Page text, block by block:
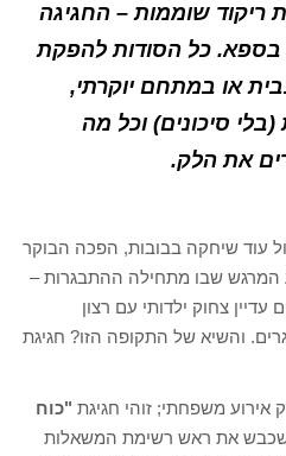
ריקוד שוממות – החגיגה
של גיל 12 היא בספא. כל הסודות להפקת
או במתחם יוקרתי,
סיכונים) וכל מה
את הלק.
עוד שיחקה בבובות, הפכה הבוקר
גיל 12 הוא הרגע המרגש שבו מתחילה ההתבגרות –
צחוק ילדותי עם רצון
והשיא של התקופה הזו? חגיגת
משפחתי; זוהי חגיגת "כוח
שכבש את ראש רשימת המשאלות